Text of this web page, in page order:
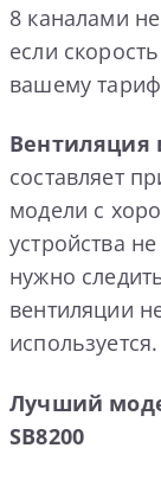
8 каналами
если
вашему
Вентиляция
составляет
модели с
устройства
нужно
вентиляции
используется.
Лучший
SB8200